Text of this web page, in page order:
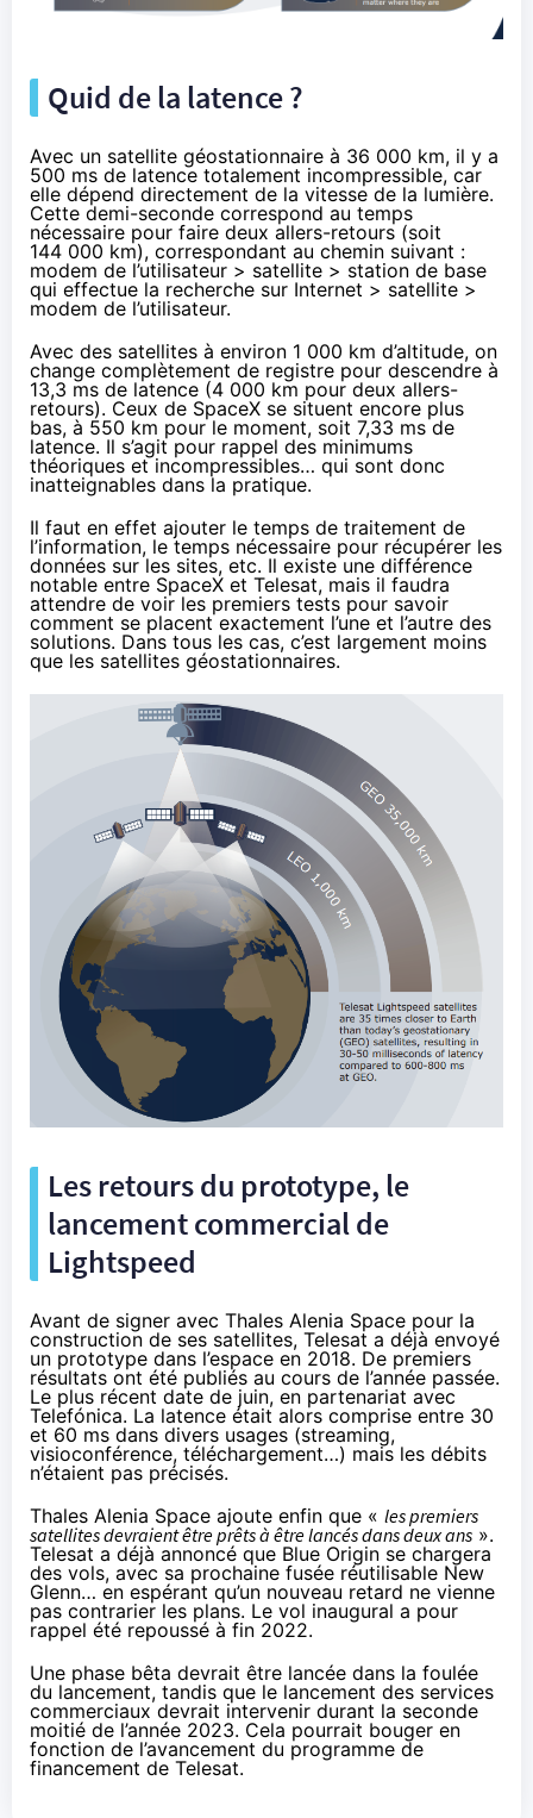
Quid de la latence ?
Avec un satellite géostationnaire à 36 000 km, il y a
500 ms de latence totalement incompressible, car
elle dépend directement de la vitesse de la lumière.
Cette demi-seconde correspond au temps
nécessaire pour faire deux allers-retours (soit
144 000 km), correspondant au chemin suivant :
modem de l’utilisateur > satellite > station de base
qui effectue la recherche sur Internet > satellite >
modem de l’utilisateur.
Avec des satellites à environ 1 000 km d’altitude, on
change complètement de registre pour descendre à
13,3 ms de latence (4 000 km pour deux allers-
retours). Ceux de SpaceX se situent encore plus
bas, à 550 km pour le moment, soit 7,33 ms de
latence. Il s’agit pour rappel des minimums
théoriques et incompressibles… qui sont donc
inatteignables dans la pratique.
Il faut en effet ajouter le temps de traitement de
l’information, le temps nécessaire pour récupérer les
données sur les sites, etc. Il existe une différence
notable entre SpaceX et Telesat, mais il faudra
attendre de voir les premiers tests pour savoir
comment se placent exactement l’une et l’autre des
solutions. Dans tous les cas, c’est largement moins
que les satellites géostationnaires.
Les retours du prototype, le
lancement commercial de
Lightspeed
Avant de signer avec Thales Alenia Space pour la
construction de ses satellites, Telesat a déjà envoyé
un prototype dans l’espace en 2018. De premiers
résultats ont été publiés au cours de l’année passée.
Le plus récent date de juin, en partenariat avec
Telefónica. La latence était alors comprise entre 30
et 60 ms dans divers usages (streaming,
visioconférence, téléchargement…) mais les débits
n’étaient pas précisés.
Thales Alenia Space ajoute enfin que « les premiers
satellites devraient être prêts à être lancés dans deux ans ».
Telesat a déjà annoncé que Blue Origin se chargera
des vols, avec sa prochaine fusée réutilisable New
Glenn… en espérant qu’un nouveau retard ne vienne
pas contrarier les plans. Le vol inaugural a pour
rappel été repoussé à fin 2022.
Une phase bêta devrait être lancée dans la foulée
du lancement, tandis que le lancement des services
commerciaux devrait intervenir durant la seconde
moitié de l’année 2023. Cela pourrait bouger en
fonction de l’avancement du programme de
financement de Telesat.